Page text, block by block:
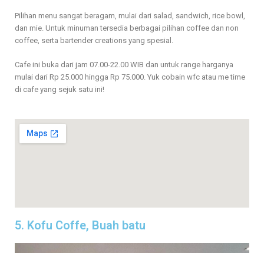
Pilihan menu sangat beragam, mulai dari salad, sandwich, rice bowl,
dan mie. Untuk minuman tersedia berbagai pilihan coffee dan non
coffee, serta bartender creations yang spesial.
Cafe ini buka dari jam 07.00-22.00 WIB dan untuk range harganya
mulai dari Rp 25.000 hingga Rp 75.000. Yuk cobain wfc atau me time
di cafe yang sejuk satu ini!
5. Kofu Coffe, Buah batu